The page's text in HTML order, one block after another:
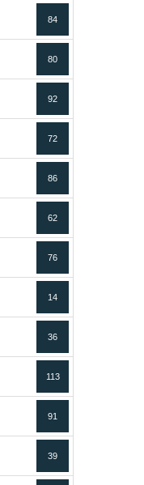
84
80
92
72
86
62
76
14
36
113
91
39